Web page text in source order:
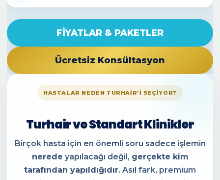
FİYATLAR & PAKETLER
Ücretsiz Konsültasyon
HASTALAR NEDEN TURHAIR’I SEÇIYOR?
Turhair ve Standart Klinikler
Birçok hasta için en önemli soru sadece işlemin
nerede yapılacağı değil, gerçekte kim
tarafından yapıldığıdır. Asıl fark, premium